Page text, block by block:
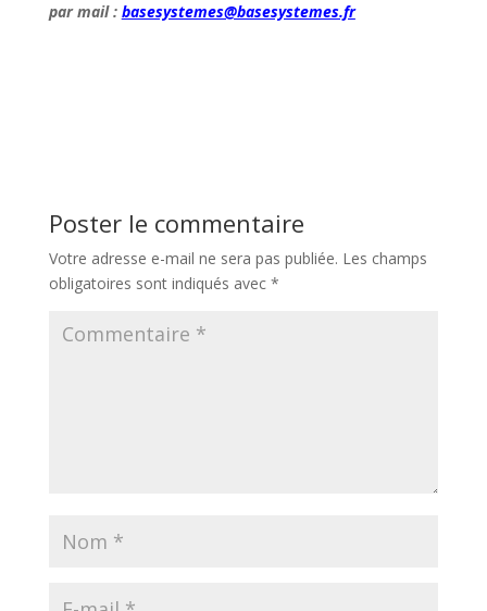
par mail : basesystemes@basesystemes.fr
Poster le commentaire
Votre adresse e-mail ne sera pas publiée. Les champs
obligatoires sont indiqués avec *